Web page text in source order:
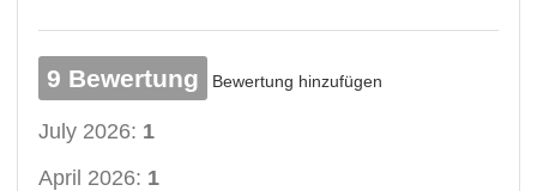
9 Bewertung Bewertung hinzufügen
July 2026: 1
April 2026: 1